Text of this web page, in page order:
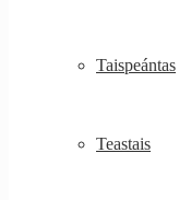
Taispeántas
Teastais